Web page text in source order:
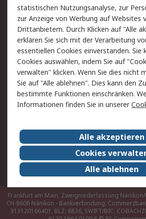
Hilfe
Rechtliches
AGB
Cookie-Richtlinie
Copyright/Impressum
Über RS
Karriere bei RS
Qualität/Umwelt/Zertifikate
Event-Center
Frankfurt am Main, Zweigniederlassung
CH-8606 Nänikon - Bankverbindung:
313120166401, BLZ: 8836, SWIFT/BIC:
statistischen Nutzungsanalyse, zur
zur Anzeige von Werbung auf Websites
Drittanbietern. Durch Klicken auf "Alle
erklären Sie sich mit der Verarbeitung
essentiellen Cookies einverstanden. Sie
Cookies auswählen, indem Sie auf
verwalten" klicken. Wenn Sie dies nicht
Sie auf "Alle ablehnen". Dies kann den
bestimmte Funktionen einschränken.
Informationen finden Sie in unserer
Alle akzeptieren
Cookies
Alle ablehnen